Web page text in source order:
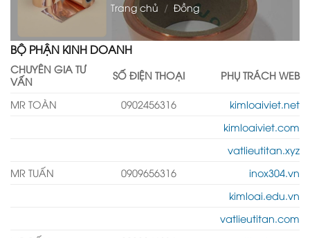
Trang chủ / Đồng
BỘ PHẬN KINH DOANH
CHUYÊN GIA TƯ
VẤN
SỐ ĐIỆN THOẠI PHỤ TRÁCH WEB
MR TOÀN 0902456316
kimloaiviet.net
kimloaiviet.com
vatlieutitan.xyz
MR TUẤN
0909656316
inox304.vn
kimloai.edu.vn
vatlieutitan.com